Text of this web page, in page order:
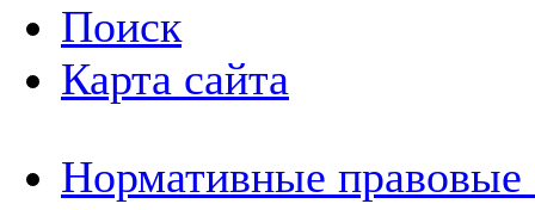
Поиск
Карта сайта
Нормативные правовые